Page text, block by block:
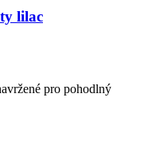
lilac
pro pohodlný